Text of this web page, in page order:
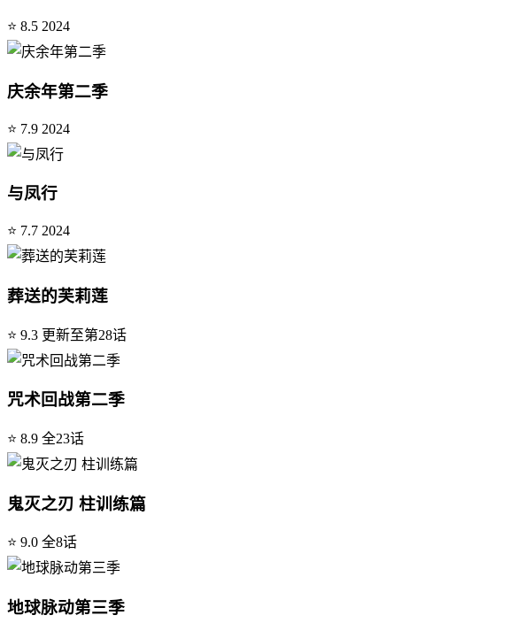
⭐ 8.5 2024
庆余年第二季
⭐ 7.9 2024
与凤行
⭐ 7.7 2024
葬送的芙莉莲
⭐ 9.3 更新至第28话
咒术回战第二季
⭐ 8.9 全23话
鬼灭之刃 柱训练篇
⭐ 9.0 全8话
地球脉动第三季